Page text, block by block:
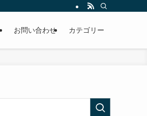
紹介していきます。
お問い合わせ カテゴリー